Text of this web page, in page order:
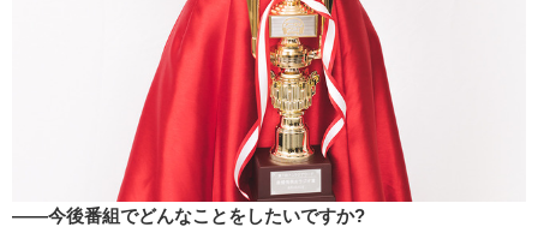
――今後番組でどんなことをしたいですか?